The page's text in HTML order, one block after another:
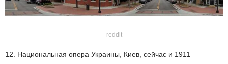
reddit
12. Национальная опера Украины, Киев, сейчас и 1911